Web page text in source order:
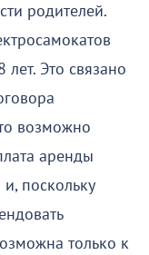
родителей.
лет. Это связано
возможно
аренды
поскольку
только к